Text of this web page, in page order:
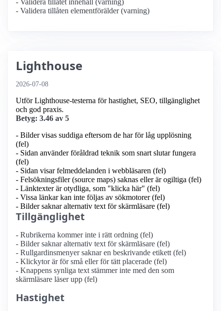
- Validera tillåtet innehåll (varning)
- Validera tillåten elementförälder (varning)
Lighthouse
2026-07-08
Utför Lighthouse-testerna för hastighet, SEO, tillgänglighet
och god praxis.
Betyg: 3.46 av 5
- Bilder visas suddiga eftersom de har för låg upplösning
(fel)
- Sidan använder föråldrad teknik som snart slutar fungera
(fel)
- Sidan visar felmeddelanden i webbläsaren (fel)
- Felsökningsfiler (source maps) saknas eller är ogiltiga (fel)
- Länktexter är otydliga, som "klicka här" (fel)
- Vissa länkar kan inte följas av sökmotorer (fel)
- Bilder saknar alternativ text för skärmläsare (fel)
Tillgänglighet
- Rubrikerna kommer inte i rätt ordning (fel)
- Bilder saknar alternativ text för skärmläsare (fel)
- Rullgardinsmenyer saknar en beskrivande etikett (fel)
- Klickytor är för små eller för tätt placerade (fel)
- Knappens synliga text stämmer inte med den som
skärmläsare läser upp (fel)
Hastighet